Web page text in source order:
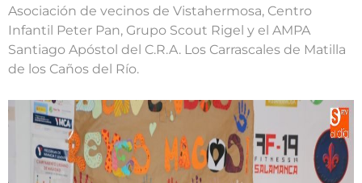
Asociación de vecinos de Vistahermosa, Centro
Infantil Peter Pan, Grupo Scout Rigel y el AMPA
Santiago Apóstol del C.R.A. Los Carrascales de Matilla
de los Caños del Río.